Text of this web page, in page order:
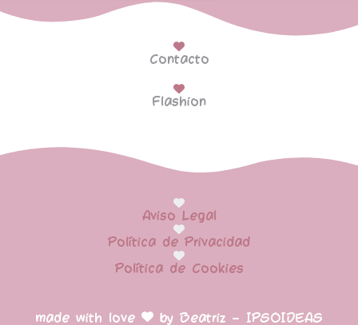
Contacto
Flashion
made with love by Beatriz – IPSOIDEAS
Aviso Legal
Política de Privacidad
Política de Cookies